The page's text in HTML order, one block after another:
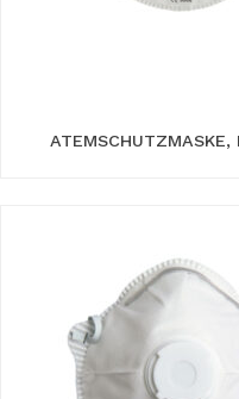
ATEMSCHUTZMASKE,